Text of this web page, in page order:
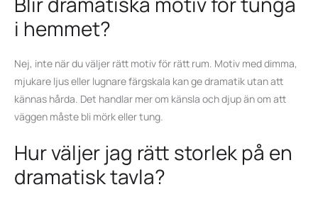
i hemmet?
Nej, inte när du väljer rätt motiv för rätt rum. Motiv med dimma,
mjukare ljus eller lugnare färgskala kan ge dramatik utan att
kännas hårda. Det handlar mer om känsla och djup än om att
väggen måste bli mörk eller tung.
Hur väljer jag rätt storlek på en
dramatisk tavla?